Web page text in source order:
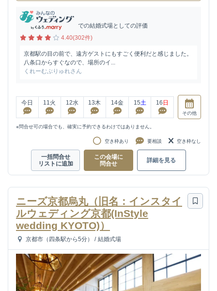
での結婚式場としての評価
4.40(302件)
京都駅の目の前で、遠方ゲストにもすごく便利だと感じました。
八条口からすぐなので、場所のイ...
くれーむぶりゅれさん
今日 11 火 12水 13木 14金 15土 16 日
その他
※問合せ可の場合でも、確実に予約できるわけではありません。
空き枠あり 要相談 空き枠なし
一括問合せ
リストに追加
この会場に
問合せ
詳細を見る
ニーズ京都烏丸（旧名：インスタイ
ルウェディング京都(InStyle
wedding KYOTO)）
京都市（四条駅から5分） / 結婚式場